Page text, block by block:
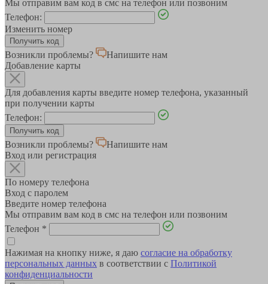
Мы отправим вам код в смс на телефон или позвоним
Телефон:
Изменить номер
Возникли проблемы?
Напишите нам
Добавление карты
Для добавления карты введите номер телефона, указанный
при получении карты
Телефон:
Возникли проблемы?
Напишите нам
Вход или регистрация
По номеру телефона
Вход с паролем
Введите номер телефона
Мы отправим вам код в смс на телефон или позвоним
Телефон *
Нажимая на кнопку ниже, я даю согласие на обработку
персональных данных в соответствии с Политикой
конфиденциальности